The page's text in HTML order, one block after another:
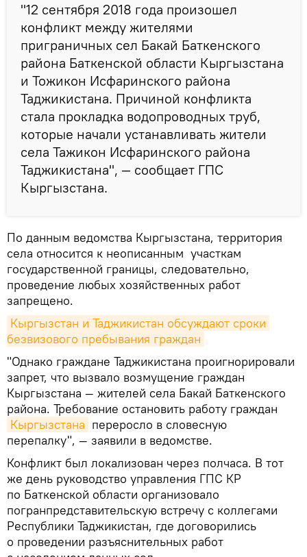
"12 сентября 2018 года произошел
конфликт между жителями
приграничных сел Бакай Баткенского
района Баткенской области Кыргызстана
и Тожикон Исфаринского района
Таджикистана. Причиной конфликта
стала прокладка водопроводных труб,
которые начали устанавливать жители
села Тажикон Исфаринского района
Таджикистана", — сообщает ГПС
Кыргызстана.
По данным ведомства Кыргызстана, территория
села относится к неописанным участкам
государственной границы, следовательно,
проведение любых хозяйственных работ
запрещено.
Кыргызстан и Таджикистан обсуждают сроки
безвизового пребывания граждан
"Однако граждане Таджикистана проигнорировали
запрет, что вызвало возмущение граждан
Кыргызстана — жителей села Бакай Баткенского
района. Требование остановить работу граждан
Кыргызстана переросло в словесную
перепалку", — заявили в ведомстве.
Конфликт был локализован через полчаса. В тот
же день руководство управления ГПС КР
по Баткенской области организовало
погранпредставительскую встречу с коллегами
Республики Таджикистан, где договорились
о проведении разъяснительных работ